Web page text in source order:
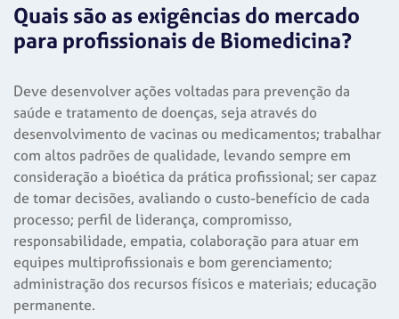
Quais são as exigências do mercado
para profissionais de Biomedicina?
Deve desenvolver ações voltadas para prevenção da
saúde e tratamento de doenças, seja através do
desenvolvimento de vacinas ou medicamentos; trabalhar
com altos padrões de qualidade, levando sempre em
consideração a bioética da prática profissional; ser capaz
de tomar decisões, avaliando o custo-benefício de cada
processo; perfil de liderança, compromisso,
responsabilidade, empatia, colaboração para atuar em
equipes multiprofissionais e bom gerenciamento;
administração dos recursos físicos e materiais; educação
permanente.